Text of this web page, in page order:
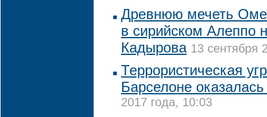
Древнюю мечеть
в сирийском Алеппо
Кадырова 13 сентября
Террористическая
Барселоне
2017 года, 10:03